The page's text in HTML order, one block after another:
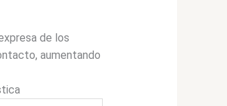
de los
aumentando